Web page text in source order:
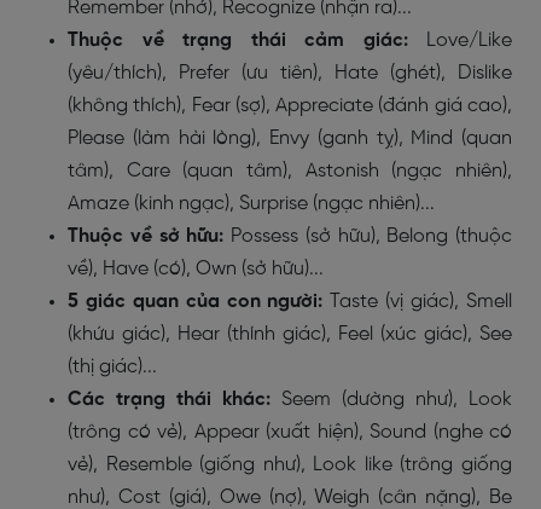
Remember (nhớ), Recognize (nhận ra)...
Thuộc về trạng thái cảm giác:
Love/Like
(yêu/thích), Prefer (ưu tiên), Hate (ghét), Dislike
(không thích), Fear (sợ), Appreciate (đánh giá cao),
Please (làm hài lòng), Envy (ganh tỵ), Mind (quan
tâm), Care (quan tâm), Astonish (ngạc nhiên),
Amaze (kinh ngạc), Surprise (ngạc nhiên)...
Thuộc về sở hữu: Possess (sở hữu), Belong (thuộc
về), Have (có), Own (sở hữu)...
5 giác quan của con người:
Taste (vị giác), Smell
(khứu giác), Hear (thính giác), Feel (xúc giác), See
(thị giác)...
Các trạng thái khác: Seem (dường như), Look
(trông có vẻ), Appear (xuất hiện), Sound (nghe có
vẻ), Resemble (giống như), Look like (trông giống
như), Cost (giá), Owe (nợ), Weigh (cân nặng), Be